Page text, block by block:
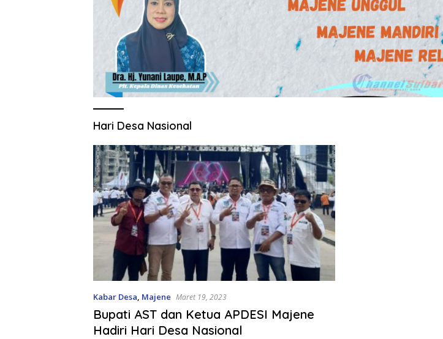
Hari Desa Nasional
Kabar Desa, Majene Maret 19, 2023
Bupati AST dan Ketua APDESI Majene
Hadiri Hari Desa Nasional